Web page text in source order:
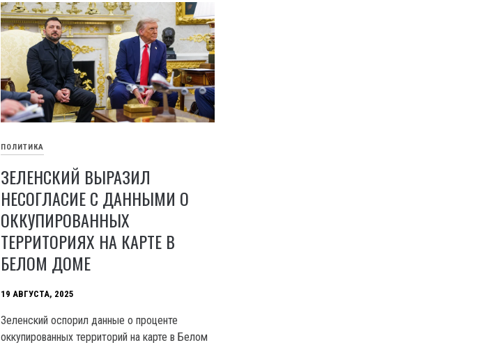
ПОЛИТИКА
ЗЕЛЕНСКИЙ ВЫРАЗИЛ
НЕСОГЛАСИЕ С ДАННЫМИ О
ОККУПИРОВАННЫХ
ТЕРРИТОРИЯХ НА КАРТЕ В
БЕЛОМ ДОМЕ
19 АВГУСТА, 2025
Зеленский оспорил данные о проценте
оккупированных территорий на карте в Белом